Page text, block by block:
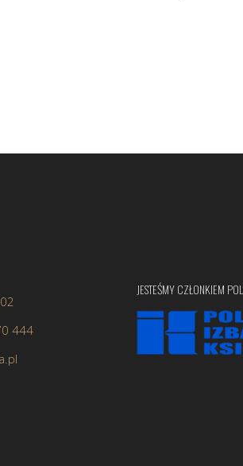
444
JESTEŚMY CZŁONKIEM